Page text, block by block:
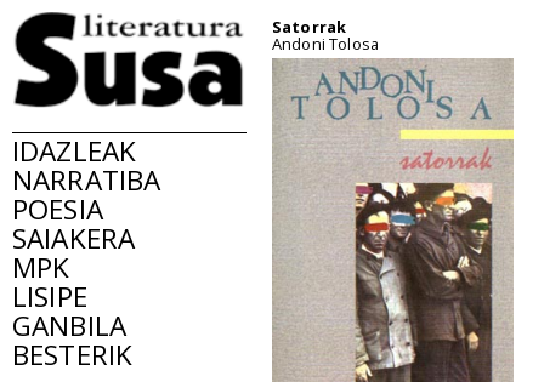
IDAZLEAK
NARRATIBA
POESIA
SAIAKERA
MPK
LISIPE
GANBILA
BESTERIK
Satorrak
Andoni Tolosa